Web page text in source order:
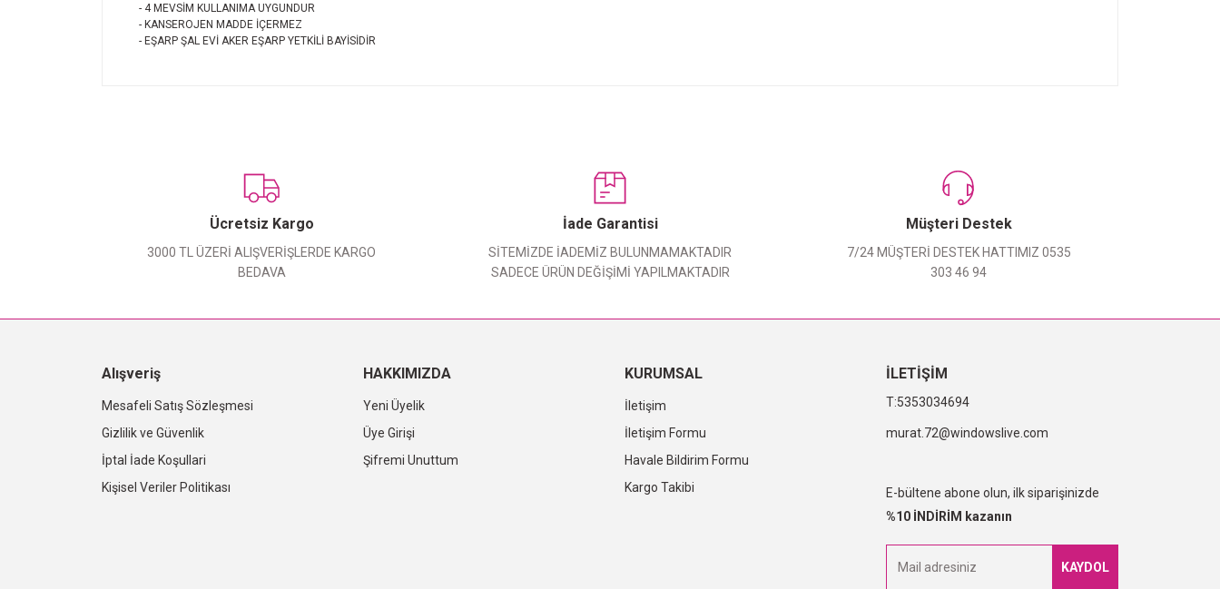
- 4 MEVSİM KULLANIMA UYGUNDUR
- KANSEROJEN MADDE İÇERMEZ
- EŞARP ŞAL EVİ AKER EŞARP YETKİLİ BAYİSİDİR
Yorum Yaz
Ücretsiz Kargo
3000 TL ÜZERİ ALIŞVERİŞLERDE KARGO
BEDAVA
İade Garantisi
SİTEMİZDE İADEMİZ BULUNMAMAKTADIR
SADECE ÜRÜN DEĞİŞİMİ YAPILMAKTADIR
Müşteri Destek
7/24 MÜŞTERİ DESTEK HATTIMIZ 0535
303 46 94
Alışveriş
Mesafeli Satış Sözleşmesi
Gizlilik ve Güvenlik
İptal İade Koşullari
Kişisel Veriler Politikası
HAKKIMIZDA
Yeni Üyelik
Üye Girişi
Şifremi Unuttum
KURUMSAL
İletişim
İletişim Formu
Havale Bildirim Formu
Kargo Takibi
İLETİŞİM
5353034694
murat.72@windowslive.com
E-bültene abone olun, ilk siparişinizde
%10 İNDİRİM kazanın
KAYDOL